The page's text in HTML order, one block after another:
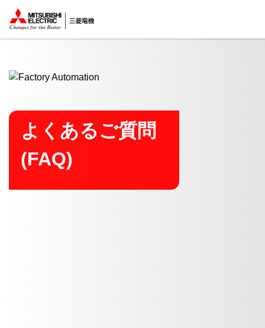
ここから本文
よくあるご質問
(FAQ)